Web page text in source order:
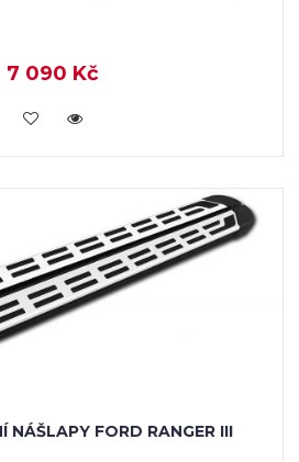
7 090 Kč
KOUPIT
NÁŠLAPY FORD RANGER III